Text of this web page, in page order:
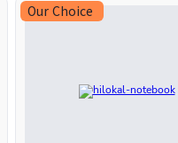
Our Choice